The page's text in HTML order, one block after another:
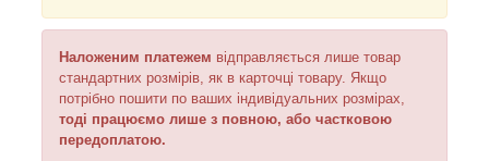
Наложеним платежем відправляється лише товар
стандартних розмірів, як в карточці товару. Якщо
потрібно пошити по ваших індивідуальних розмірах,
тоді працюємо лише з повною, або частковою
передоплатою.